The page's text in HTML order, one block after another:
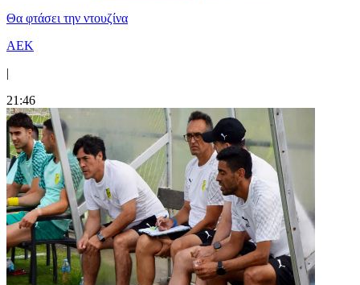
Θα φτάσει την ντουζίνα
ΑΕΚ
|
21:46